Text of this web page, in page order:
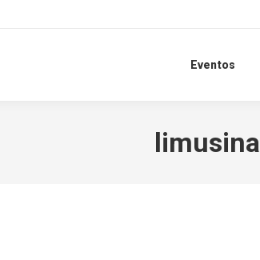
Eventos
limusina